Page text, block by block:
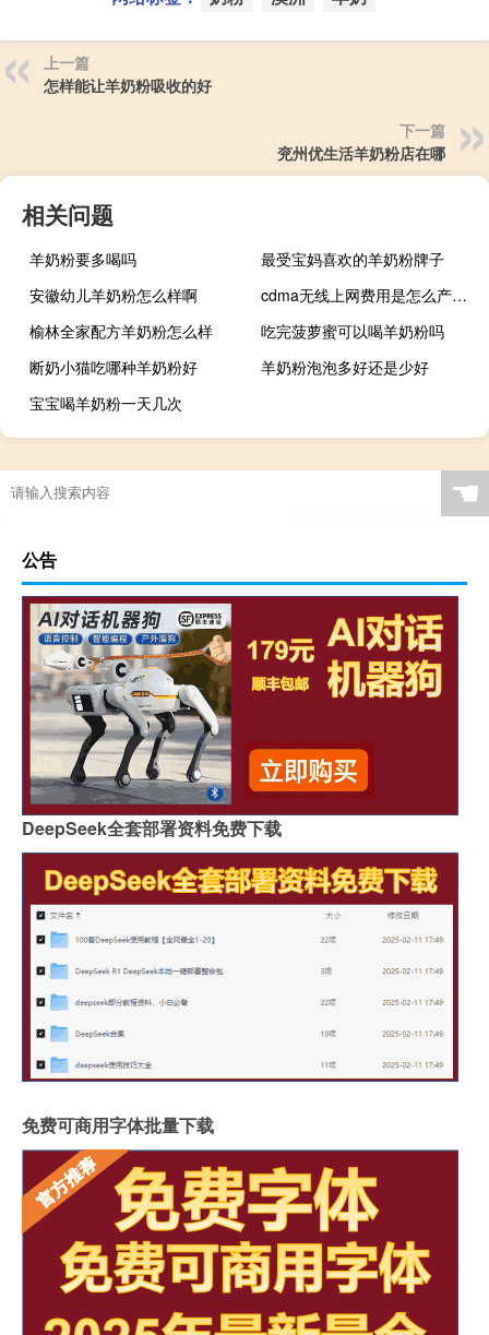
上一篇
怎样能让羊奶粉吸收的好
下一篇
兖州优生活羊奶粉店在哪
相关问题
羊奶粉要多喝吗
最受宝妈喜欢的羊奶粉牌子
安徽幼儿羊奶粉怎么样啊
cdma无线上网费用是怎么产生的（cdma无线上网卡）
榆林全家配方羊奶粉怎么样
吃完菠萝蜜可以喝羊奶粉吗
断奶小猫吃哪种羊奶粉好
羊奶粉泡泡多好还是少好
宝宝喝羊奶粉一天几次
☚
公告
DeepSeek全套部署资料免费下载
免费可商用字体批量下载